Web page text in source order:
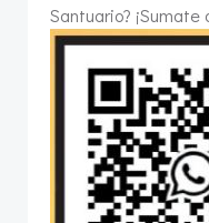
Santuario?